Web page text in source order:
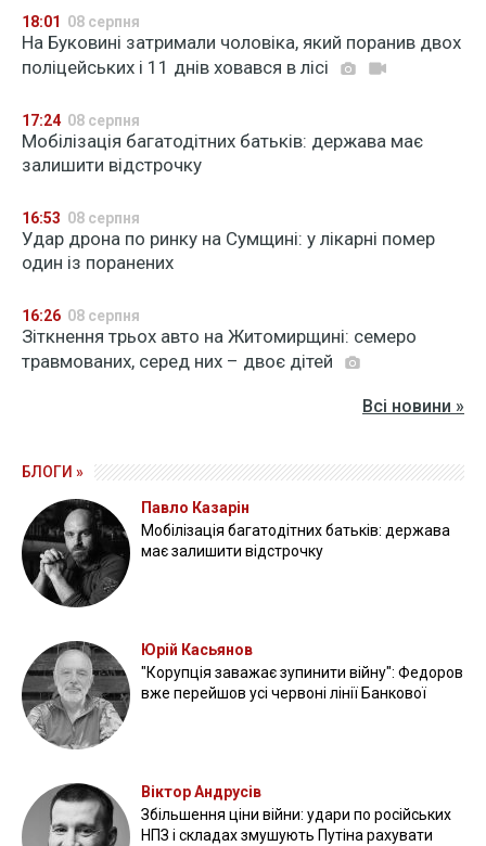
18:01 08 серпня
На Буковині затримали чоловіка, який поранив двох
поліцейських і 11 днів ховався в лісі
17:24 08 серпня
Мобілізація багатодітних батьків: держава має
залишити відстрочку
16:53 08 серпня
Удар дрона по ринку на Сумщині: у лікарні помер
один із поранених
16:26 08 серпня
Зіткнення трьох авто на Житомирщині: семеро
травмованих, серед них – двоє дітей
Всі новини »
БЛОГИ »
Павло Казарін
Мобілізація багатодітних батьків: держава
має залишити відстрочку
Юрій Касьянов
"Корупція заважає зупинити війну": Федоров
вже перейшов усі червоні лінії Банкової
Віктор Андрусів
Збільшення ціни війни: удари по російських
НПЗ і складах змушують Путіна рахувати